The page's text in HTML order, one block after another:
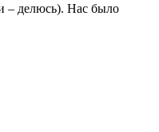
– делюсь). Нас было